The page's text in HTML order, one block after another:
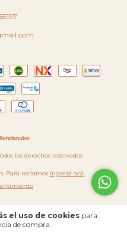
el uso de cookiespara
de compra.
los derechos reservados.
Para reclamos ingresá acá.